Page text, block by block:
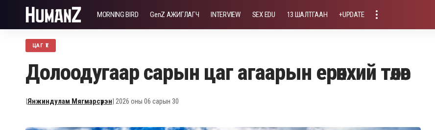
MORNING BIRD GenZ АЖИГЛАГЧ INTERVIEW SEX EDU 13 ШАЛТГААН +UPDATE
ЦАГ ҮЕ
Долоодугаар сарын цаг агаарын ерөнхий төлөв
|Янжиндулам Мягмарсүрэн| 2026 оны 06 сарын 30